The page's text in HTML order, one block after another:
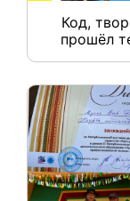
Код,
прошёл